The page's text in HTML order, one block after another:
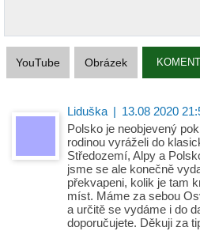
YouTube Obrázek
Liduška | 13.08 2020
Polsko je neobjevený
rodinou vyráželi do
Středozemí, Alpy a
jsme se ale konečně
překvapeni, kolik je tam
míst. Máme za sebou
a určitě se vydáme i do
doporučujete. Děkuji za